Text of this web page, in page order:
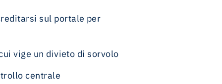
sul portale per
vige un divieto di sorvolo
centrale